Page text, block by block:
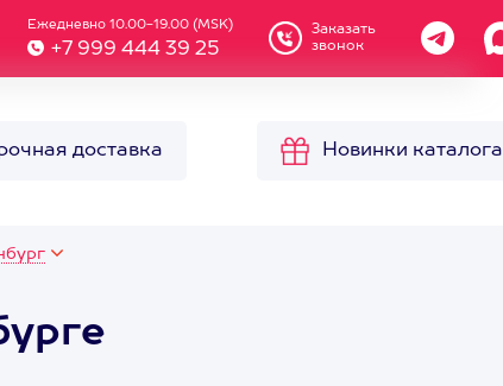
Ежедневно 10.00-19.00 (MSK)
+7 999 444 39 25
Заказать
звонок
доставка Новинки каталога